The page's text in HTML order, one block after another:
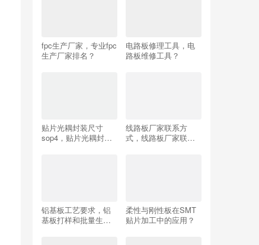
fpc生产厂家，专业fpc
生产厂家排名？
电路板修理工具，电
路板维修工具？
贴片光耦封装尺寸
sop4，贴片光耦封装
线路板厂家联系方
式，线路板厂家联系
铝基板工艺要求，铝
基板打样和批量生产
柔性与刚性板在SMT
贴片加工中的应用？